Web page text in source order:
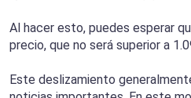
Al hacer esto, puedes esperar
precio, que no será superior a
Este deslizamiento